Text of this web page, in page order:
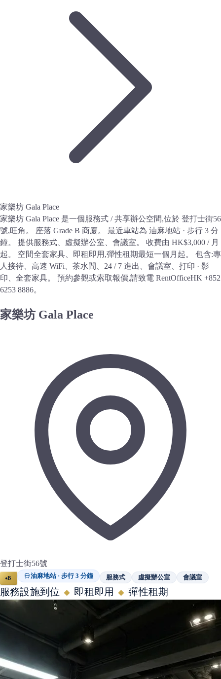
家樂坊 Gala Place
家樂坊 Gala Place 是一個服務式 / 共享辦公空間,位於 登打士街56
號,旺角。 座落 Grade B 商廈。 最近車站為 油麻地站 · 步行 3 分
鐘。 提供服務式、虛擬辦公室、會議室。 收費由 HK$3,000 / 月
起。 空間全套家具、即租即用,彈性租期最短一個月起。 包含:專
人接待、高速 WiFi、茶水間、24 / 7 進出、會議室、打印 · 影
印、全套家具。 預約參觀或索取報價,請致電 RentOfficeHK +852
6253 8886。
家樂坊 Gala Place
登打士街56號
B 油麻地站 · 步行 3 分鐘 服務式 虛擬辦公室 會議室
服務設施到位 ◆ 即租即用 ◆ 彈性租期